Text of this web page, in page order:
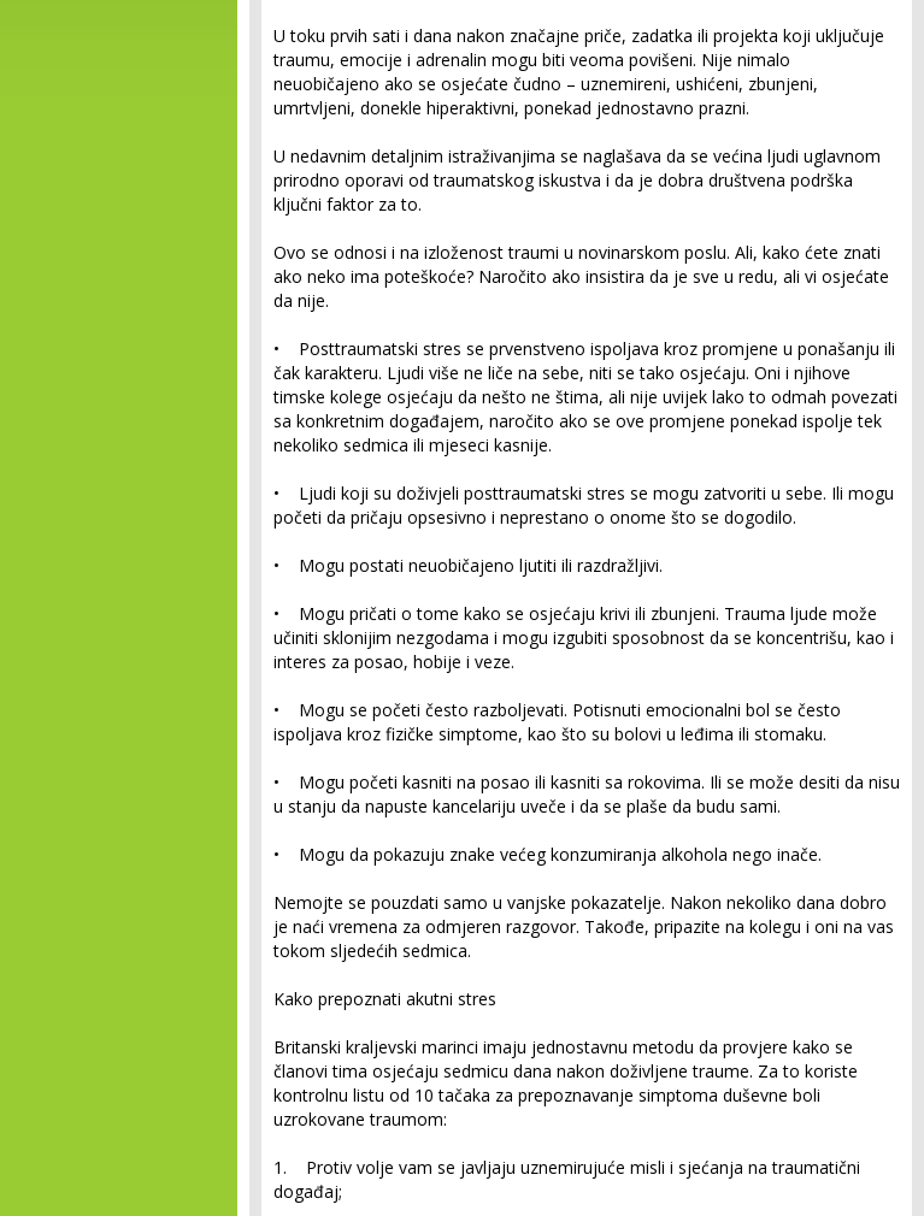
U toku prvih sati i dana nakon značajne priče, zadatka ili projekta koji uključuje
traumu, emocije i adrenalin mogu biti veoma povišeni. Nije nimalo
neuobičajeno ako se osjećate čudno – uznemireni, ushićeni, zbunjeni,
umrtvljeni, donekle hiperaktivni, ponekad jednostavno prazni.
U nedavnim detaljnim istraživanjima se naglašava da se većina ljudi uglavnom
prirodno oporavi od traumatskog iskustva i da je dobra društvena podrška
ključni faktor za to.
Ovo se odnosi i na izloženost traumi u novinarskom poslu. Ali, kako ćete znati
ako neko ima poteškoće? Naročito ako insistira da je sve u redu, ali vi osjećate
da nije.
• Posttraumatski stres se prvenstveno ispoljava kroz promjene u ponašanju ili
čak karakteru. Ljudi više ne liče na sebe, niti se tako osjećaju. Oni i njihove
timske kolege osjećaju da nešto ne štima, ali nije uvijek lako to odmah povezati
sa konkretnim događajem, naročito ako se ove promjene ponekad ispolje tek
nekoliko sedmica ili mjeseci kasnije.
• Ljudi koji su doživjeli posttraumatski stres se mogu zatvoriti u sebe. Ili mogu
početi da pričaju opsesivno i neprestano o onome što se dogodilo.
• Mogu postati neuobičajeno ljutiti ili razdražljivi.
• Mogu pričati o tome kako se osjećaju krivi ili zbunjeni. Trauma ljude može
učiniti sklonijim nezgodama i mogu izgubiti sposobnost da se koncentrišu, kao i
interes za posao, hobije i veze.
• Mogu se početi često razboljevati. Potisnuti emocionalni bol se često
ispoljava kroz fizičke simptome, kao što su bolovi u leđima ili stomaku.
• Mogu početi kasniti na posao ili kasniti sa rokovima. Ili se može desiti da nisu
u stanju da napuste kancelariju uveče i da se plaše da budu sami.
• Mogu da pokazuju znake većeg konzumiranja alkohola nego inače.
Nemojte se pouzdati samo u vanjske pokazatelje. Nakon nekoliko dana dobro
je naći vremena za odmjeren razgovor. Takođe, pripazite na kolegu i oni na vas
tokom sljedećih sedmica.
Kako prepoznati akutni stres
Britanski kraljevski marinci imaju jednostavnu metodu da provjere kako se
članovi tima osjećaju sedmicu dana nakon doživljene traume. Za to koriste
kontrolnu listu od 10 tačaka za prepoznavanje simptoma duševne boli
uzrokovane traumom:
1. Protiv volje vam se javljaju uznemirujuće misli i sjećanja na traumatični
događaj;